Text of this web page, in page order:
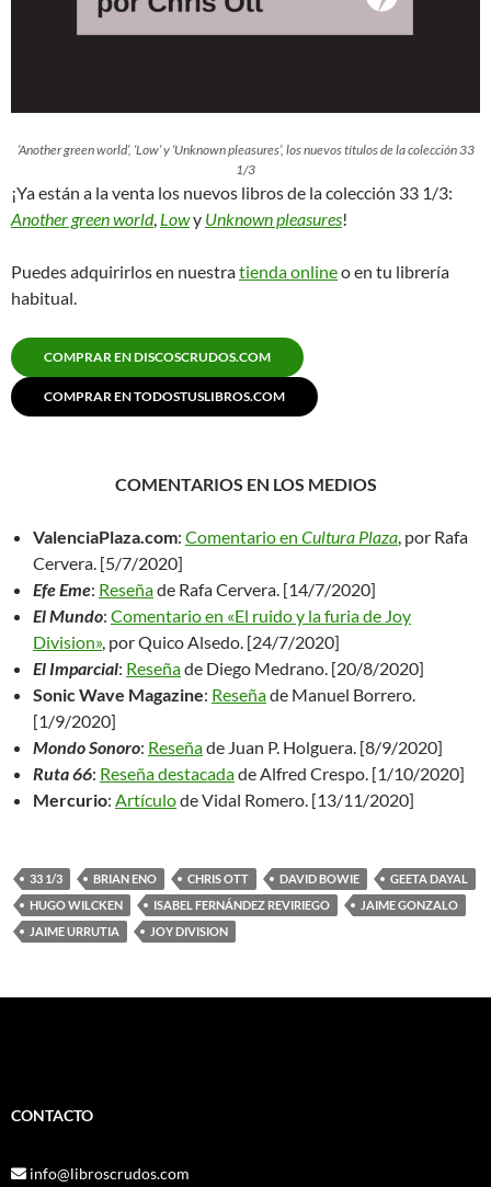
‘Another green world’, ‘Low’ y ‘Unknown pleasures’, los nuevos títulos de la colección 33
1/3
¡Ya están a la venta los nuevos libros de la colección 33 1/3:
Another green world, Lowy Unknown pleasures!
Puedes adquirirlos en nuestratienda onlineo en tu librería
habitual.
COMPRAR EN DISCOSCRUDOS.COM
COMPRAR EN TODOSTUSLIBROS.COM
COMENTARIOS EN LOS MEDIOS
ValenciaPlaza.com: Comentario en Cultura Plaza, por Rafa
Cervera. [5/7/2020]
Efe Eme: Reseñade Rafa Cervera. [14/7/2020]
El Mundo: Comentario en «El ruido y la furia de Joy
Division», por Quico Alsedo. [24/7/2020]
El Imparcial: Reseñade Diego Medrano. [20/8/2020]
Sonic Wave Magazine: Reseñade Manuel Borrero.
[1/9/2020]
Mondo Sonoro: Reseñade Juan P. Holguera. [8/9/2020]
Ruta 66: Reseña destacadade Alfred Crespo. [1/10/2020]
Mercurio: Artículode Vidal Romero. [13/11/2020]
33 1/3 BRIAN ENO CHRIS OTT DAVID BOWIE
GEETA DAYAL
HUGO WILCKEN
ISABEL FERNÁNDEZ REVIRIEGO
JAIME GONZALO
JAIME URRUTIA
JOY DIVISION
CONTACTO
info@libroscrudos.com